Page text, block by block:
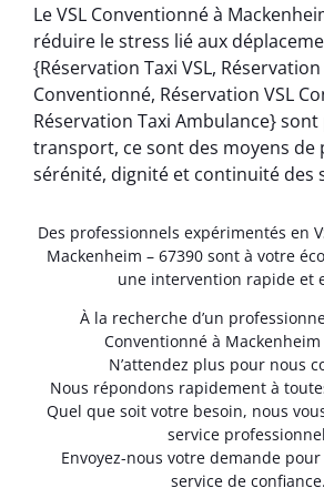
Le VSL Conventionné à
réduire le stress lié aux
{Réservation Taxi VSL, Réservation
Conventionné, Réservation VSL
Réservation Taxi Ambulance} sont
transport, ce sont des moyens de
sérénité, dignité et continuité des
Des professionnels expérimentés en
Mackenheim – 67390 sont à votre
une intervention rapide et
À la recherche d’un
Conventionné à Mackenheim
N’attendez plus pour nous
Nous répondons rapidement à
Quel que soit votre besoin, nous
service
Envoyez-nous votre demande
service de confiance.